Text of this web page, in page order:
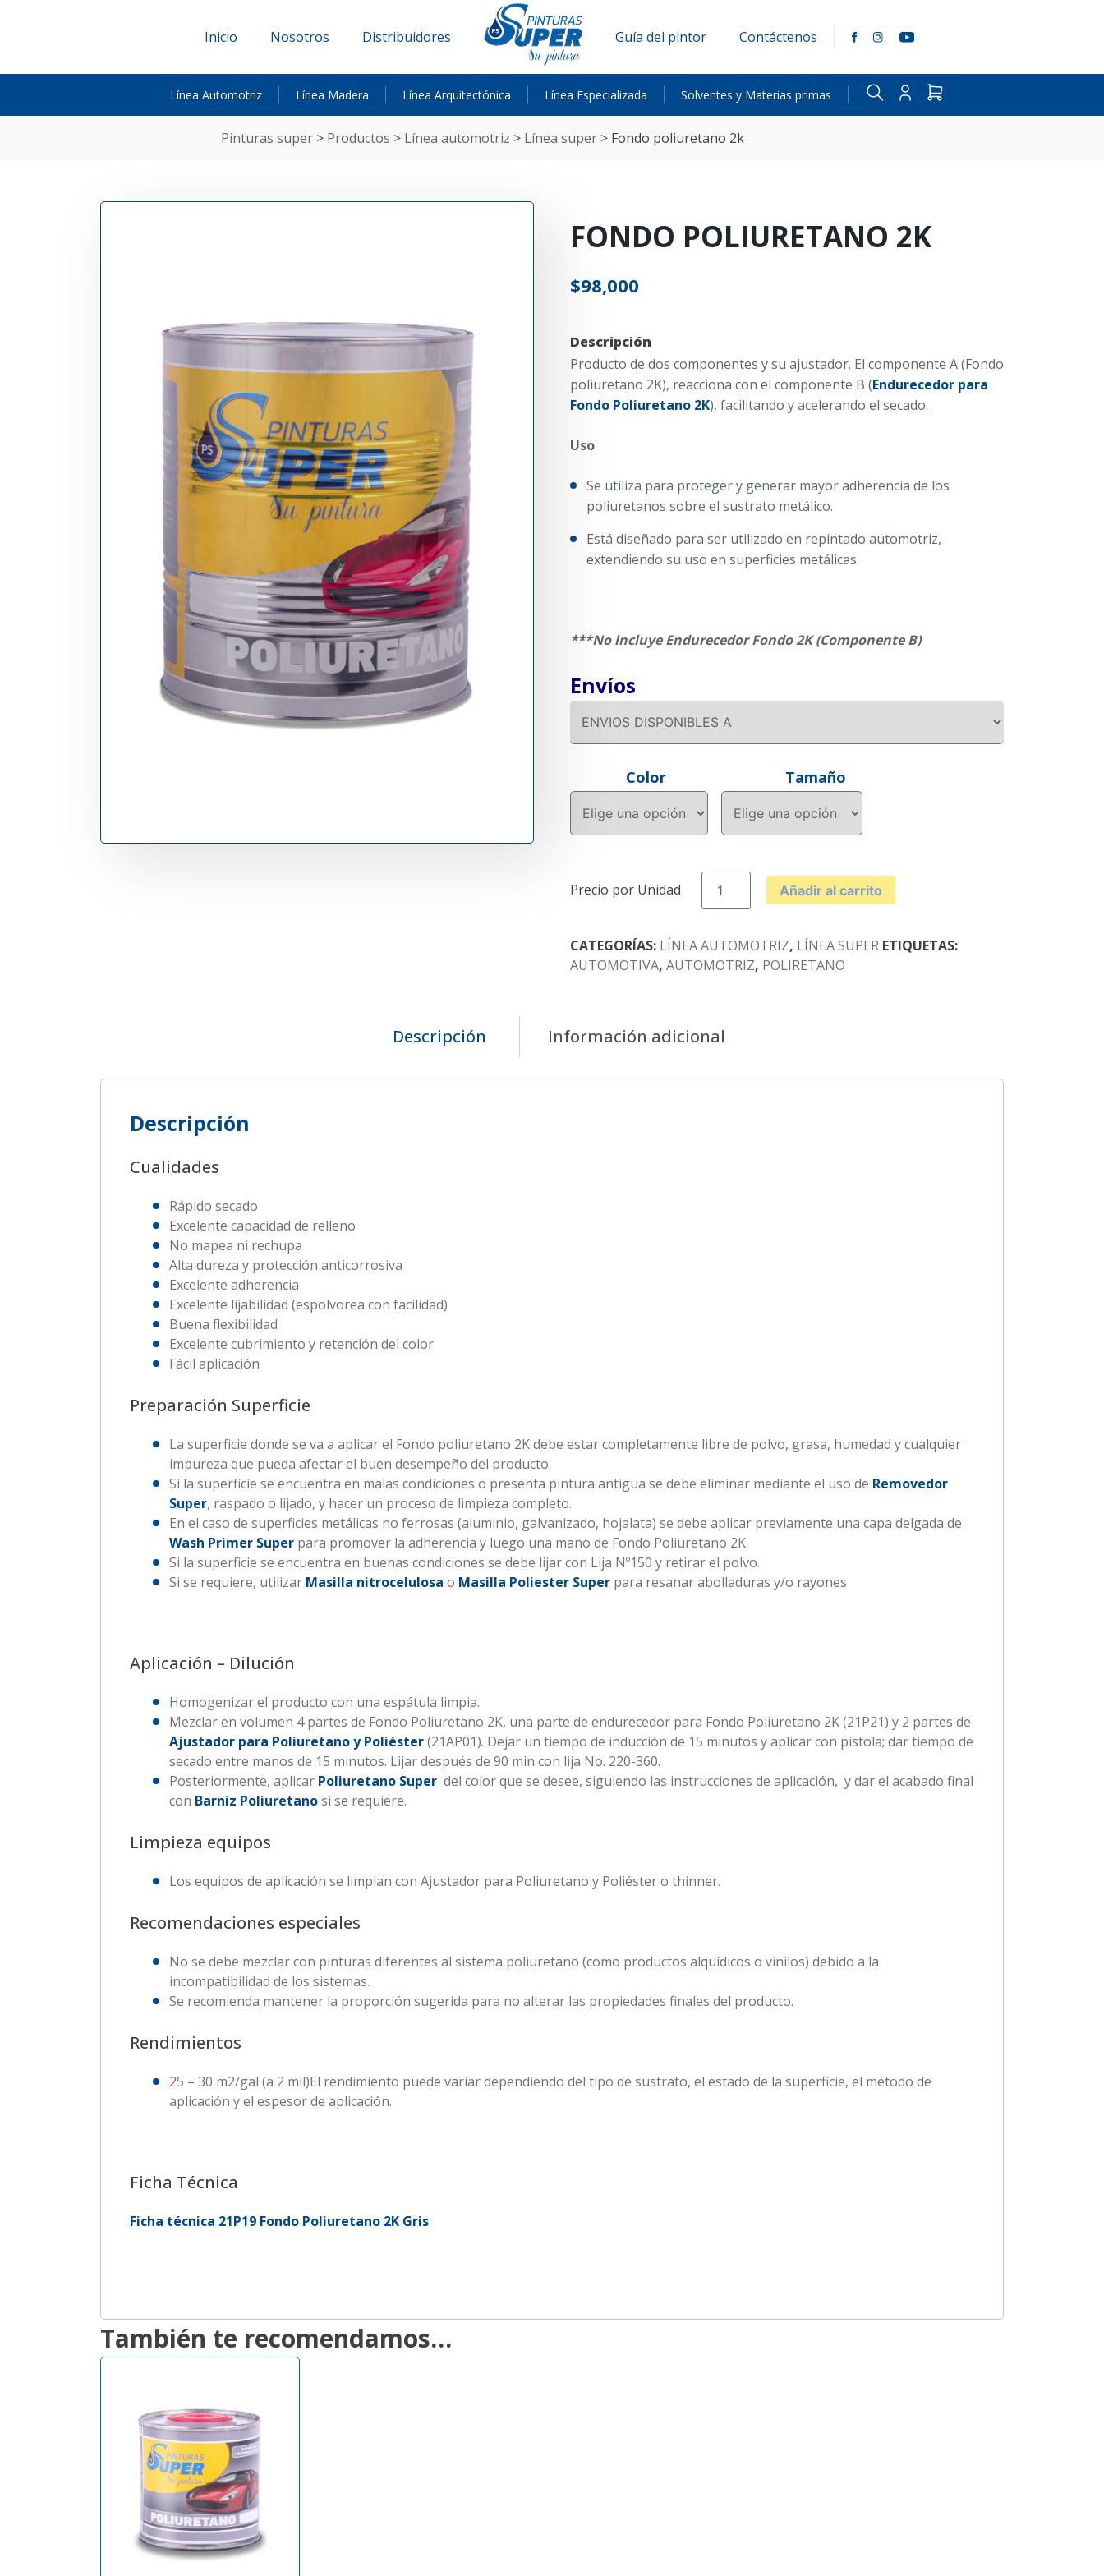
Inicio Nosotros Distribuidores Guía del pintor Contáctenos
Línea Automotriz Línea Madera Línea Arquitectónica Línea Especializada Solventes y Materias primas
pinturas super> productos > línea automotriz > línea super> fondo poliuretano 2k
FONDO POLIURETANO 2K
$98,000
Descripción
Producto de dos componentes y su ajustador. El componente A (Fondo
poliuretano 2K), reacciona con el componente B (Endurecedor para
Fondo Poliuretano 2K), facilitando y acelerando el secado.
Uso
Se utiliza para proteger y generar mayor adherencia de los
poliuretanos sobre el sustrato metálico.
Está diseñado para ser utilizado en repintado automotriz,
extendiendo su uso en superficies metálicas.
***No incluye Endurecedor Fondo 2K (Componente B)
Envíos
Color Tamaño
FONDO
POLIURETANO
cantidad
Añadir al carrito
CATEGORÍAS: LÍNEA AUTOMOTRIZ, LÍNEA SUPER ETIQUETAS:
AUTOMOTIVA, AUTOMOTRIZ, POLIRETANO
Descripción Información adicional
Descripción
Cualidades
Rápido secado
Excelente capacidad de relleno
No mapea ni rechupa
Alta dureza y protección anticorrosiva
Excelente adherencia
Excelente lijabilidad (espolvorea con facilidad)
Buena flexibilidad
Excelente cubrimiento y retención del color
Fácil aplicación
Preparación Superficie
La superficie donde se va a aplicar el Fondo poliuretano 2K debe estar completamente libre de polvo, grasa, humedad y cualquier
impureza que pueda afectar el buen desempeño del producto.
Si la superficie se encuentra en malas condiciones o presenta pintura antigua se debe eliminar mediante el uso de Removedor
Super, raspado o lijado, y hacer un proceso de limpieza completo.
En el caso de superficies metálicas no ferrosas (aluminio, galvanizado, hojalata) se debe aplicar previamente una capa delgada de
Wash Primer Super para promover la adherencia y luego una mano de Fondo Poliuretano 2K.
Si la superficie se encuentra en buenas condiciones se debe lijar con Lija Nº150 y retirar el polvo.
Si se requiere, utilizar Masilla nitrocelulosa o Masilla Poliester Super para resanar abolladuras y/o rayones
Aplicación – Dilución
Homogenizar el producto con una espátula limpia.
Mezclar en volumen 4 partes de Fondo Poliuretano 2K, una parte de endurecedor para Fondo Poliuretano 2K (21P21) y 2 partes de
Ajustador para Poliuretano y Poliéster(21AP01). Dejar un tiempo de inducción de 15 minutos y aplicar con pistola; dar tiempo de
secado entre manos de 15 minutos. Lijar después de 90 min con lija No. 220-360.
Posteriormente, aplicar Poliuretano Super del color que se desee, siguiendo las instrucciones de aplicación, y dar el acabado final
con Barniz Poliuretanosi se requiere.
Limpieza equipos
Los equipos de aplicación se limpian con Ajustador para Poliuretano y Poliéster o thinner.
Recomendaciones especiales
No se debe mezclar con pinturas diferentes al sistema poliuretano (como productos alquídicos o vinilos) debido a la
incompatibilidad de los sistemas.
Se recomienda mantener la proporción sugerida para no alterar las propiedades finales del producto.
Rendimientos
25 – 30 m2/gal (a 2 mil)El rendimiento puede variar dependiendo del tipo de sustrato, el estado de la superficie, el método de
aplicación y el espesor de aplicación.
Ficha Técnica
Ficha técnica 21P19 Fondo Poliuretano 2K Gris
También te recomendamos…